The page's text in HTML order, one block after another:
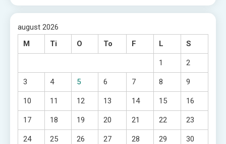
august 2026
M
Ti O To F L S
1 2
3 4 5 6 7 8 9
10 11 12 13 14 15 16
17 18 19 20 21 22 23
24 25 26 27 28 29 30